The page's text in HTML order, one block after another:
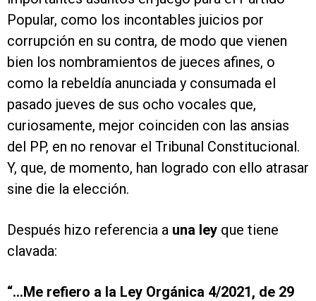
Popular, como los incontables juicios por
corrupción en su contra, de modo que vienen
bien los nombramientos de jueces afines, o
como la rebeldía anunciada y consumada el
pasado jueves de sus ocho vocales que,
curiosamente, mejor coinciden con las ansias
del PP, en no renovar el Tribunal Constitucional.
Y, que, de momento, han logrado con ello atrasar
sine die la elección.
Después hizo referencia a una ley que tiene
clavada:
“…Me refiero a la Ley Orgánica 4/2021, de 29